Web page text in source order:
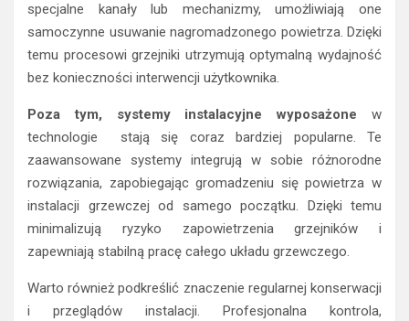
specjalne kanały lub mechanizmy, umożliwiają one
samoczynne usuwanie nagromadzonego powietrza. Dzięki
temu procesowi grzejniki utrzymują optymalną wydajność
bez konieczności interwencji użytkownika.
Poza tym, systemy instalacyjne wyposażone w
technologie stają się coraz bardziej popularne. Te
zaawansowane systemy integrują w sobie różnorodne
rozwiązania, zapobiegając gromadzeniu się powietrza w
instalacji grzewczej od samego początku. Dzięki temu
minimalizują ryzyko zapowietrzenia grzejników i
zapewniają stabilną pracę całego układu grzewczego.
Warto również podkreślić znaczenie regularnej konserwacji
i przeglądów instalacji. Profesjonalna kontrola,